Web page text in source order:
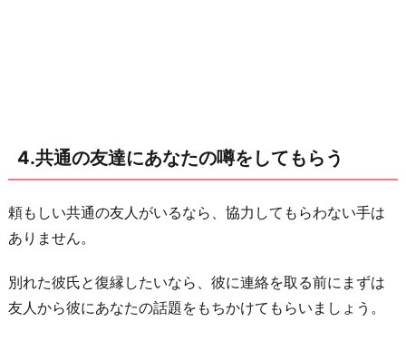
4.共通の友達にあなたの噂をしてもらう
頼もしい共通の友人がいるなら、協力してもらわない手は
ありません。
別れた彼氏と復縁したいなら、彼に連絡を取る前にまずは
友人から彼にあなたの話題をもちかけてもらいましょう。